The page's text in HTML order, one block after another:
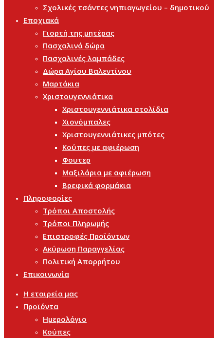
Σχολικές τσάντες νηπιαγωγείου – δημοτικού
Εποχιακά
Γιορτή της μητέρας
Πασχαλινά δώρα
Πασχαλινές λαμπάδες
Δώρα Αγίου Βαλεντίνου
Μαρτάκια
Χριστουγεννιάτικα
Χριστουγεννιάτικα στολίδια
Χιονόμπαλες
Χριστουγεννιάτικες μπότες
Κούπες με αφιέρωση
Φουτερ
Μαξιλάρια με αφιέρωση
Βρεφικά φορμάκια
Πληροφορίες
Τρόποι Αποστολής
Τρόποι Πληρωμής
Επιστροφές Προϊόντων
Ακύρωση Παραγγελίας
Πολιτική Απορρήτου
Επικοινωνία
Η εταιρεία μας
Προϊόντα
Ημερολόγιο
Κούπες